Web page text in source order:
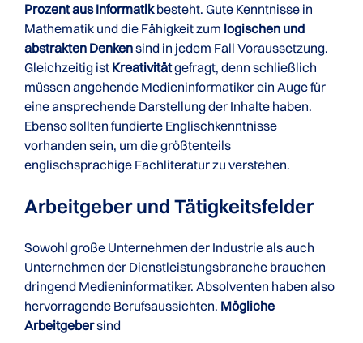
Prozent aus Informatikbesteht. Gute Kenntnisse in
Mathematik und die Fähigkeit zum logischen und
abstrakten Denkensind in jedem Fall Voraussetzung.
Gleichzeitig ist Kreativitätgefragt, denn schließlich
müssen angehende Medieninformatiker ein Auge für
eine ansprechende Darstellung der Inhalte haben.
Ebenso sollten fundierte Englischkenntnisse
vorhanden sein, um die größtenteils
englischsprachige Fachliteratur zu verstehen.
Arbeitgeber und Tätigkeitsfelder
Sowohl große Unternehmen der Industrie als auch
Unternehmen der Dienstleistungsbranche brauchen
dringend Medieninformatiker. Absolventen haben also
hervorragende Berufsaussichten. Mögliche
Arbeitgebersind